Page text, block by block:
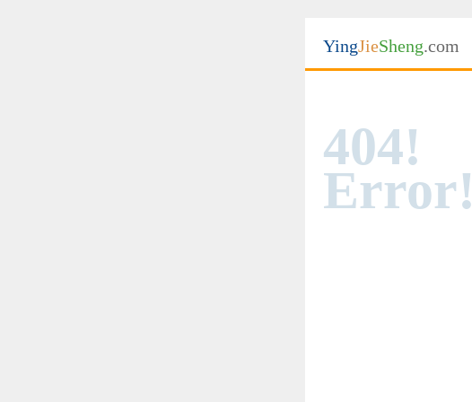
YingJieSheng.com
404!
Error!